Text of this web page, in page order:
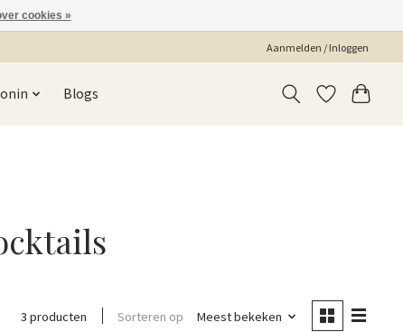
Aanmelden / Inloggen
Blogs
3 producten Sorteren op Meest bekeken
cookies »